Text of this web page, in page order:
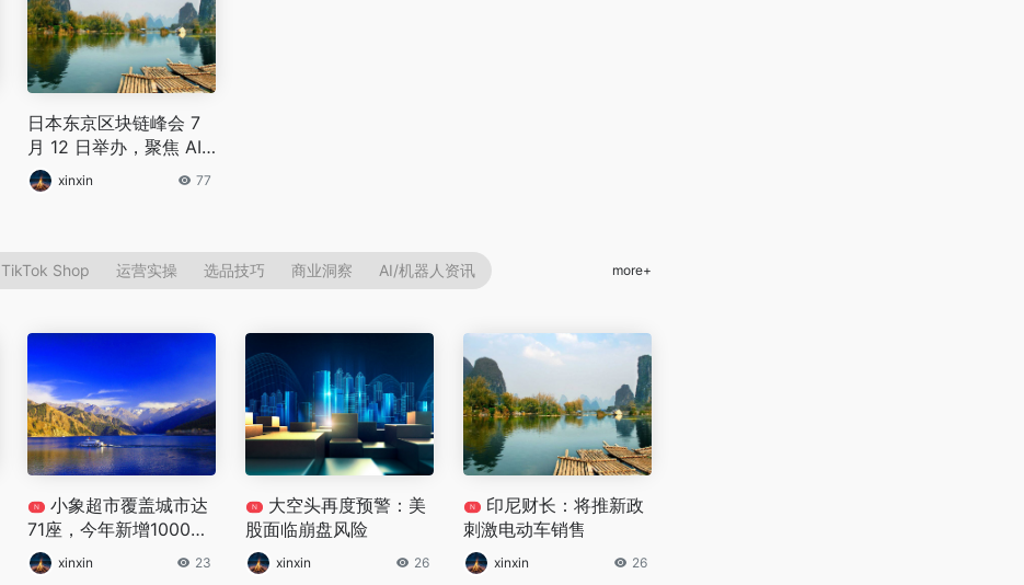
日本东京区块链峰会 7
月 12 日举办，聚焦 AI
与 Web3 融合赛道
xinxin 77
TikTok Shop 运营实操 选品技巧 商业洞察 AI/机器人资讯 more+
N
小象超市覆盖城市达
71座，今年新增1000个
仓库 xinxin 23
N
大空头再度预警：美
股面临崩盘风险
xinxin 26
N
印尼财长：将推新政
刺激电动车销售
xinxin 26